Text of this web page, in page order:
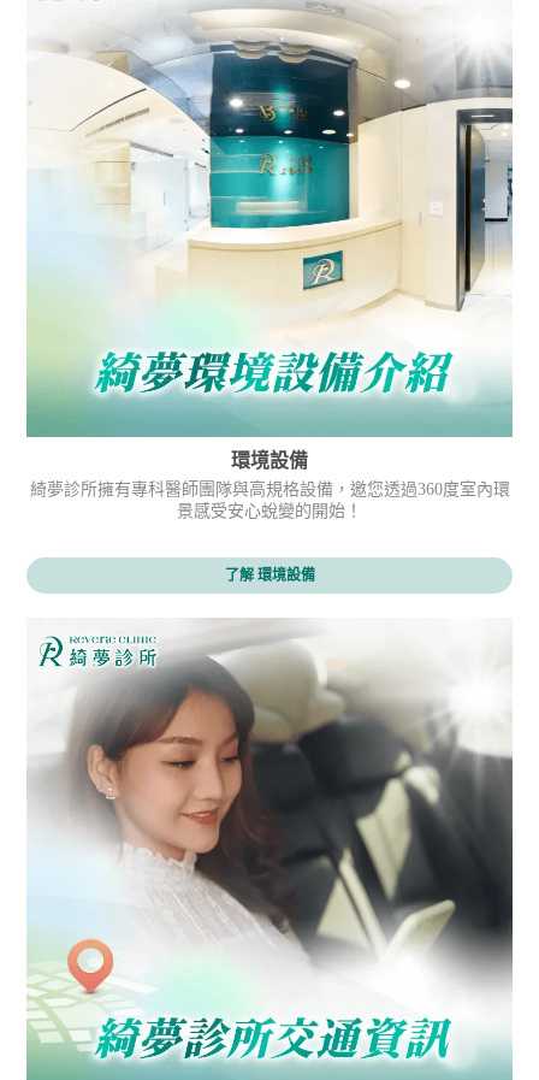
環境設備
綺夢診所擁有專科醫師團隊與高規格設備，邀您透過360度室內環
景感受安心蛻變的開始！
了解 環境設備